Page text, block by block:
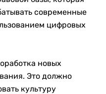
современные
цифровых
новых
Это должно
культуру